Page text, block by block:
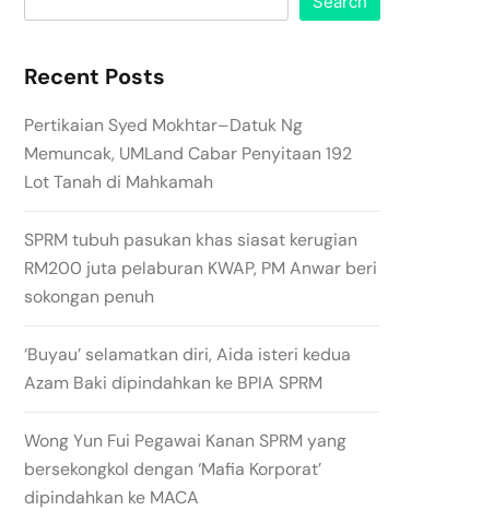
Recent Posts
Pertikaian Syed Mokhtar–Datuk Ng
Memuncak, UMLand Cabar Penyitaan 192
Lot Tanah di Mahkamah
SPRM tubuh pasukan khas siasat kerugian
RM200 juta pelaburan KWAP, PM Anwar beri
sokongan penuh
‘Buyau’ selamatkan diri, Aida isteri kedua
Azam Baki dipindahkan ke BPIA SPRM
Wong Yun Fui Pegawai Kanan SPRM yang
bersekongkol dengan ‘Mafia Korporat’
dipindahkan ke MACA